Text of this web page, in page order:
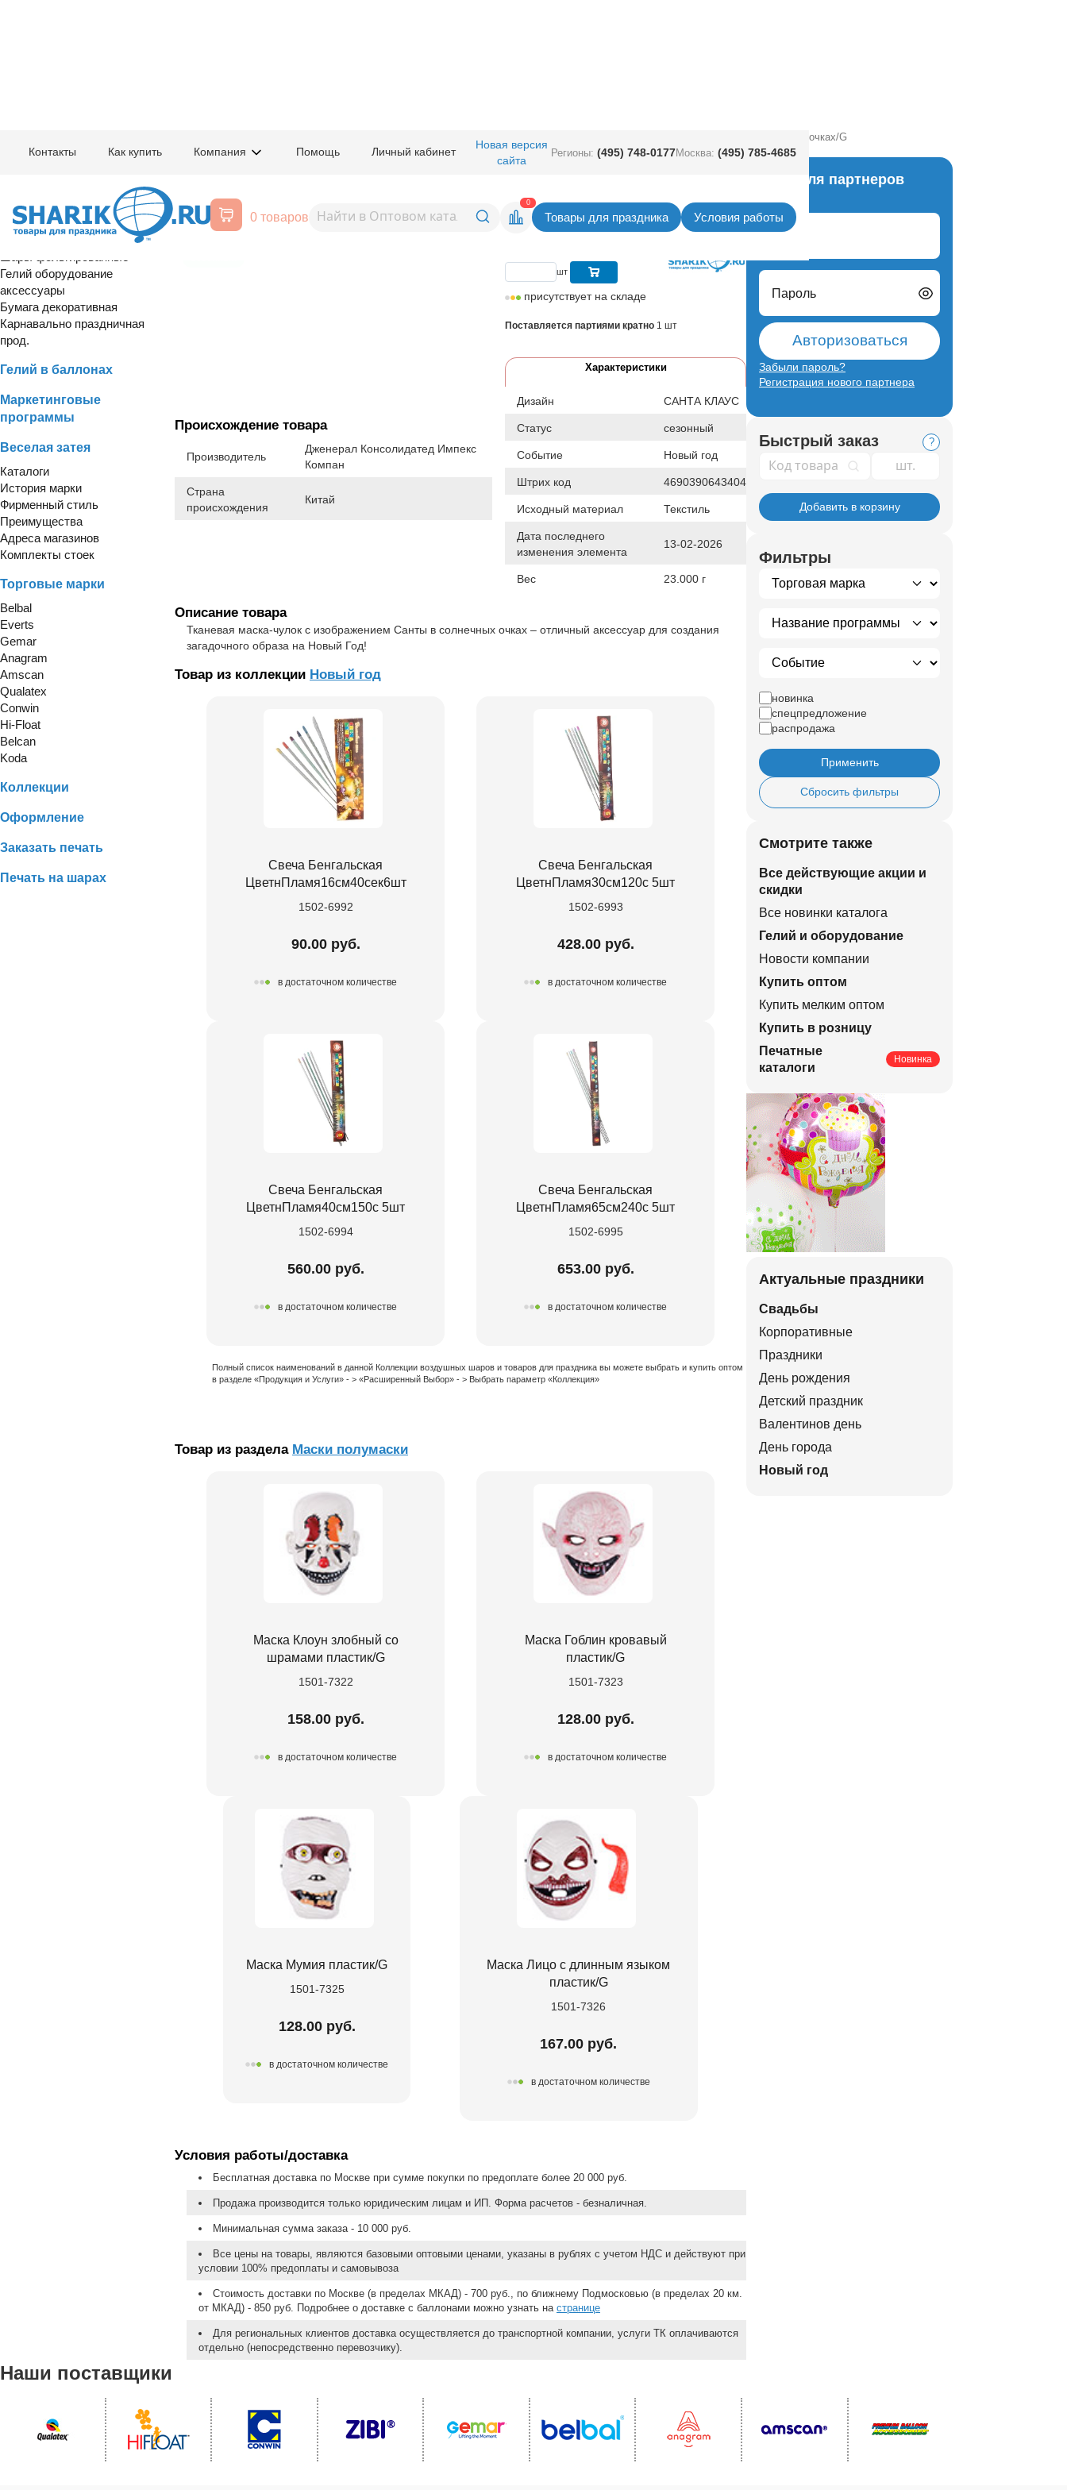
Контакты Как купить Компания Помощь Личный кабинет
Новая версия
сайта
Регионы: (495) 748-0177Москва: (495) 785-4685
0 товаров
0
Товары для праздника Условия работы
Маска тканевая Санта в солнечных очках/G
Расширенный поиск
Шары латексные
Гелий оборудование
аксессуары
Бумага декоративная
Карнавально праздничная
прод.
Гелий в баллонах
Маркетинговые
программы
Веселая затея
Каталоги
История марки
Фирменный стиль
Преимущества
Адреса магазинов
Комплекты стоек
Торговые марки
Belbal
Everts
Gemar
Anagram
Amscan
Qualatex
Conwin
Hi-Float
Belcan
Koda
Коллекции
Оформление
Заказать печать
Печать на шарах
1501-7206
солнечных очках/G
Вернуться в раздел Маски полумаски
Происхождение товара
Производитель
Дженерал Консолидатед Импекс
Компан
Страна
происхождения
Китай
шт
присутствует на складе
Поставляется партиями кратно 1 шт
Характеристики
Дизайн САНТА КЛАУС
Статус сезонный
Событие Новый год
Штрих код 4690390643404
Исходный материал Текстиль
Дата последнего
изменения элемента
13-02-2026
Вес 23.000 г
Описание товара
Тканевая маска-чулок с изображением Санты в солнечных очках – отличный аксессуар для создания
загадочного образа на Новый Год!
Товар из коллекции Новый год
Свеча Бенгальская
ЦветнПламя16см40сек6шт
1502-6992
90.00 руб.
в достаточном количестве
Свеча Бенгальская
ЦветнПламя30см120с 5шт
1502-6993
428.00 руб.
в достаточном количестве
Свеча Бенгальская
ЦветнПламя40см150с 5шт
1502-6994
560.00 руб.
в достаточном количестве
Свеча Бенгальская
ЦветнПламя65см240с 5шт
1502-6995
653.00 руб.
в достаточном количестве
Полный список наименований в данной Коллекции воздушных шаров и товаров для праздника вы можете выбрать и купить оптом
в разделе «Продукция и Услуги» - > «Расширенный Выбор» - > Выбрать параметр «Коллекция»
Товар из раздела Маски полумаски
Маска Клоун злобный со
шрамами пластик/G
1501-7322
158.00 руб.
в достаточном количестве
Маска Гоблин кровавый
пластик/G
1501-7323
128.00 руб.
в достаточном количестве
Маска Мумия пластик/G
1501-7325
128.00 руб.
в достаточном количестве
Маска Лицо с длинным языком
пластик/G
1501-7326
167.00 руб.
в достаточном количестве
Условия работы/доставка
Бесплатная доставка по Москве при сумме покупки по предоплате более 20 000 руб.
Продажа производится только юридическим лицам и ИП. Форма расчетов - безналичная.
Минимальная сумма заказа - 10 000 руб.
Все цены на товары, являются базовыми оптовыми ценами, указаны в рублях с учетом НДС и действуют при
условии 100% предоплаты и самовывоза
Стоимость доставки по Москве (в пределах МКАД) - 700 руб., по ближнему Подмосковью (в пределах 20 км.
от МКАД) - 850 руб. Подробнее о доставке с баллонами можно узнать на странице
Для региональных клиентов доставка осуществляется до транспортной компании, услуги ТК оплачиваются
отдельно (непосредственно перевозчику).
Вход для партнеров
Логин
Пароль
Авторизоваться
Забыли пароль?
Регистрация нового партнера
Быстрый заказ ?
Код товара
Добавить в корзину
Фильтры
новинка
спецпредложение
распродажа
Применить
Сбросить фильтры
Смотрите также
Все действующие акции и
скидки
Все новинки каталога
Гелий и оборудование
Новости компании
Купить оптом
Купить мелким оптом
Купить в розницу
Печатные
каталоги
Новинка
Актуальные праздники
Свадьбы
Корпоративные
Праздники
День рождения
Детский праздник
Валентинов день
День города
Новый год
Наши поставщики